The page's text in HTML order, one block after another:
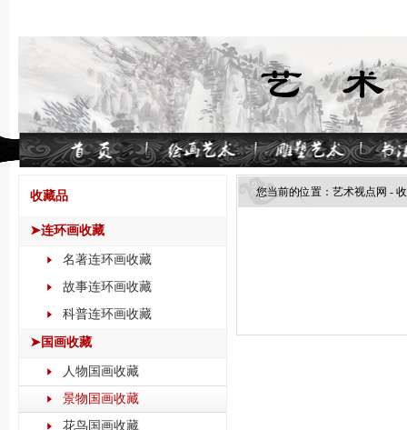
收藏品
➤连环画收藏
名著连环画收藏
故事连环画收藏
科普连环画收藏
➤国画收藏
人物国画收藏
景物国画收藏
花鸟国画收藏
您当前的位置： 艺术视点网 -